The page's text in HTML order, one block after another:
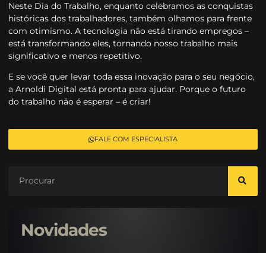
Neste Dia do Trabalho, enquanto celebramos as conquistas
históricas dos trabalhadores, também olhamos para frente
com otimismo. A tecnologia não está tirando empregos –
está transformando eles, tornando nosso trabalho mais
significativo e menos repetitivo.
E se você quer levar toda essa inovação para o seu negócio,
a Arnoldi Digital está pronta para ajudar. Porque o futuro
do trabalho não é esperar – é criar!
FALE COM ESPECIALISTA
Novidades